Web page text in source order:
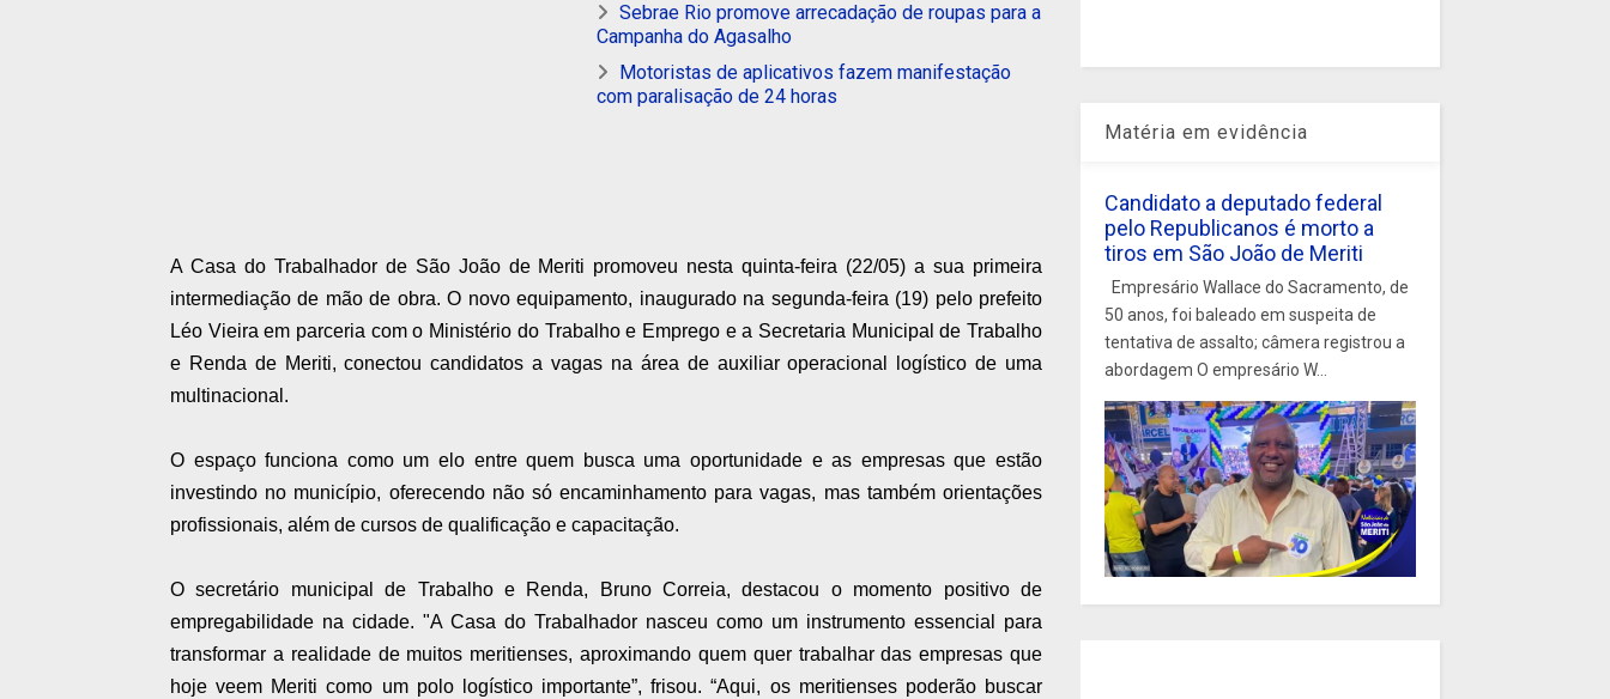
Sebrae Rio promove arrecadação de roupas para a
Campanha do Agasalho
Motoristas de aplicativos fazem manifestação
com paralisação de 24 horas
A Casa do Trabalhador de São João de Meriti promoveu nesta quinta-feira (22/05) a sua primeira
intermediação de mão de obra. O novo equipamento, inaugurado na segunda-feira (19) pelo prefeito
Léo Vieira em parceria com o Ministério do Trabalho e Emprego e a Secretaria Municipal de Trabalho
e Renda de Meriti, conectou candidatos a vagas na área de auxiliar operacional logístico de uma
multinacional.
O espaço funciona como um elo entre quem busca uma oportunidade e as empresas que estão
investindo no município, oferecendo não só encaminhamento para vagas, mas também orientações
profissionais, além de cursos de qualificação e capacitação.
O secretário municipal de Trabalho e Renda, Bruno Correia, destacou o momento positivo de
empregabilidade na cidade. "A Casa do Trabalhador nasceu como um instrumento essencial para
transformar a realidade de muitos meritienses, aproximando quem quer trabalhar das empresas que
hoje veem Meriti como um polo logístico importante”, frisou. “Aqui, os meritienses poderão buscar
Matéria em evidência
Candidato a deputado federal
pelo Republicanos é morto a
tiros em São João de Meriti
Empresário Wallace do Sacramento, de
50 anos, foi baleado em suspeita de
tentativa de assalto; câmera registrou a
abordagem O empresário W...